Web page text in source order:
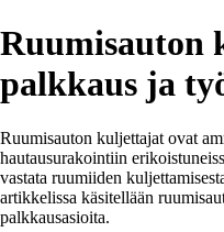
Ruumisauton
palkkaus ja
Ruumisauton kuljettajat ovat
hautausurakointiin
vastata ruumiiden
artikkelissa käsitellään
palkkausasioita.